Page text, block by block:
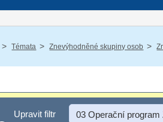
/ Témata / Znevýhodněné skupiny osob /
Upravit filtr
Upravit filtr 03 Operační